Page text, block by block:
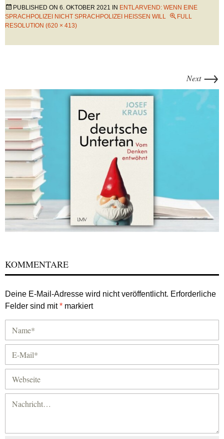
PUBLISHED ON 6. OKTOBER 2021 IN ENTLARVEND: WENN EINE
SPRACHPOLIZEI NICHT SPRACHPOLIZEI HEISSEN WILL
FULL
RESOLUTION (620 × 413)
Next →
KOMMENTARE
Deine E-Mail-Adresse wird nicht veröffentlicht. Erforderliche
Felder sind mit* markiert